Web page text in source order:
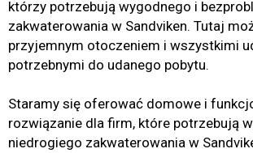
którzy potrzebują wygodnego i
zakwaterowania w Sandviken. Tutaj
przyjemnym otoczeniem i wszystkimi
potrzebnymi do udanego pobytu.
Staramy się oferować domowe i
rozwiązanie dla firm, które potrzebują
niedrogiego zakwaterowania w